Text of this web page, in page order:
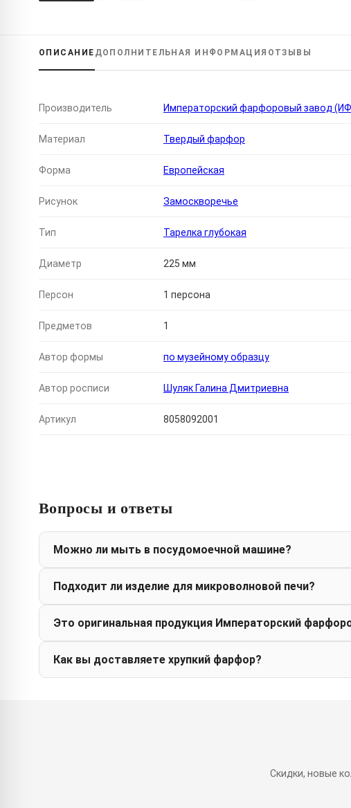
ОПИСАНИЕ ДОПОЛНИТЕЛЬНАЯ ИНФОРМАЦИЯ ОТЗЫВЫ
Производитель Императорский фарфоровый завод
Материал Твердый фарфор
Форма Европейская
Рисунок Замоскворечье
Тип Тарелка глубокая
Диаметр 225 мм
Персон 1 персона
Предметов 1
Автор формы по музейному образцу
Автор росписи Шуляк Галина Дмитриевна
Артикул 8058092001
Вопросы и ответы
Можно ли мыть в посудомоечной машине?
Подходит ли изделие для микроволновой печи?
Это оригинальная продукция Императорский
Как вы доставляете хрупкий фарфор?
Скидки, новые